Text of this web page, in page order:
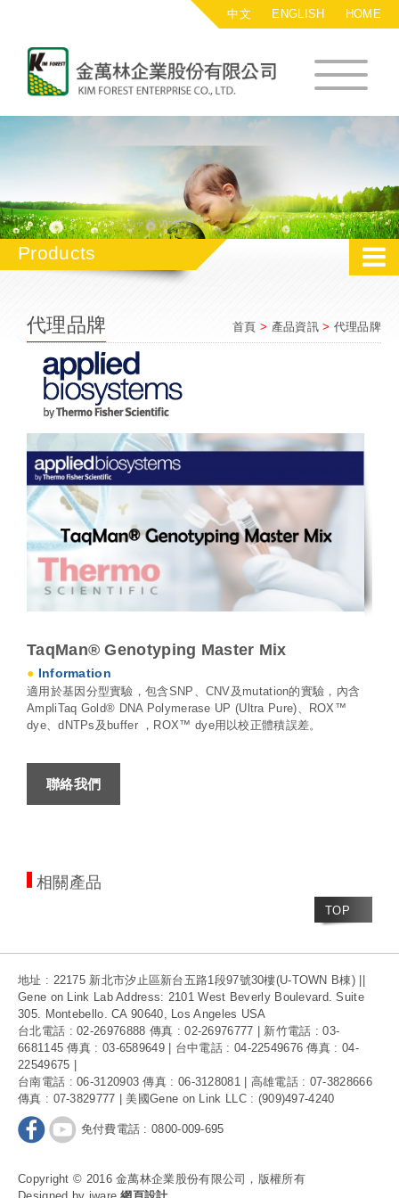
中文 ENGLISH HOME
金萬林
Products
代理品牌 首頁 > 產品資訊> 代理品牌
TaqMan® Genotyping Master Mix
● Information
適用於基因分型實驗 ，包含SNP 、 CNV及 mutation的實驗 ，內含
AmpliTaq Gold® DNA Polymerase UP (Ultra Pure)、
ROX™
dye、dNTPs 及 buffer ， ROX™ dye用以校正體積誤差。
聯絡我們
相關產品
TOP
地址 : 22175 新北市汐止區新台五路1段97號30樓(U-TOWN B棟) ||
Gene on Link Lab Address: 2101 West Beverly Boulevard. Suite
305. Montebello. CA 90640, Los Angeles USA
台北電話 : 02-26976888 傳真 : 02-26976777 | 新竹電話 : 03-
6681145 傳真 : 03-6589649 | 台中電話 : 04-22549676 傳真 : 04-
22549675 |
台南電話 : 06-3120903 傳真 : 06-3128081 | 高雄電話 : 07-3828666
傳真 : 07-3829777 | 美國Gene on Link LLC : (909)497-4240
免付費電話 : 0800-009-695
Copyright © 2016 金萬林企業股份有限公司，版權所有